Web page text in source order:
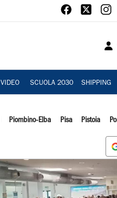
VIDEO SCUOLA 2030 SHIPPING
Piombino-Elba Pisa Pistoia